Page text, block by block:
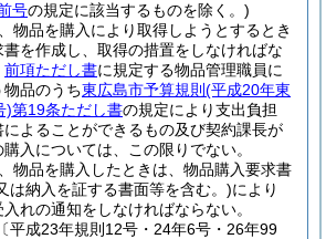
号の規定に該当するものを除く。)
物品を購入により取得しようとするとき
を作成し、取得の措置をしなければな
前項ただし書に規定する物品管理職員に
品のうち東広島市予算規則 (平成20年東
)第19条ただし書の規定により支出負担
よることができるもの及び契約課長が
入については、この限りでない。
物品を購入したときは、物品購入要求書
は納入を証する書面等を含む。)により
れの通知をしなければならない。
平成23年規則12号・24年6号・26年99